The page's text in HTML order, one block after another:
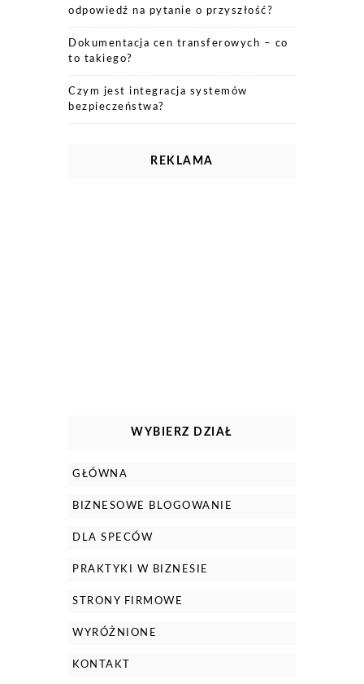
odpowiedź na pytanie o przyszłość?
Dokumentacja cen transferowych – co
to takiego?
Czym jest integracja systemów
bezpieczeństwa?
REKLAMA
WYBIERZ DZIAŁ
GŁÓWNA
BIZNESOWE BLOGOWANIE
DLA SPECÓW
PRAKTYKI W BIZNESIE
STRONY FIRMOWE
WYRÓŻNIONE
KONTAKT